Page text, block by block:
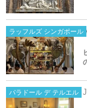
ラッフルズ シンガポール
パラドール デ テルエル